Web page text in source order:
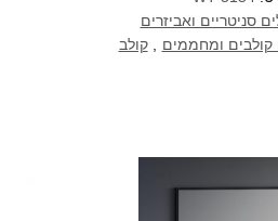
סניטריים ואביזרים
ומחממים ,קולב